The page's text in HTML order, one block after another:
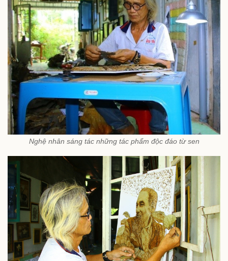
Nghệ nhân sáng tác những tác phẩm độc đáo từ sen